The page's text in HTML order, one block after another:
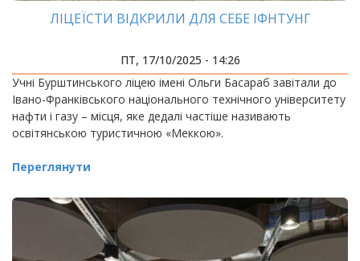
ЛІЦЕЇСТИ ВІДКРИЛИ ДЛЯ СЕБЕ ІФНТУНГ
ПТ, 17/10/2025 - 14:26
Учні Бурштинського ліцею імені Ольги Басараб завітали до
Івано-Франківського національного технічного університету
нафти і газу – місця, яке дедалі частіше називають
освітянською туристичною «Меккою».
Переглянути